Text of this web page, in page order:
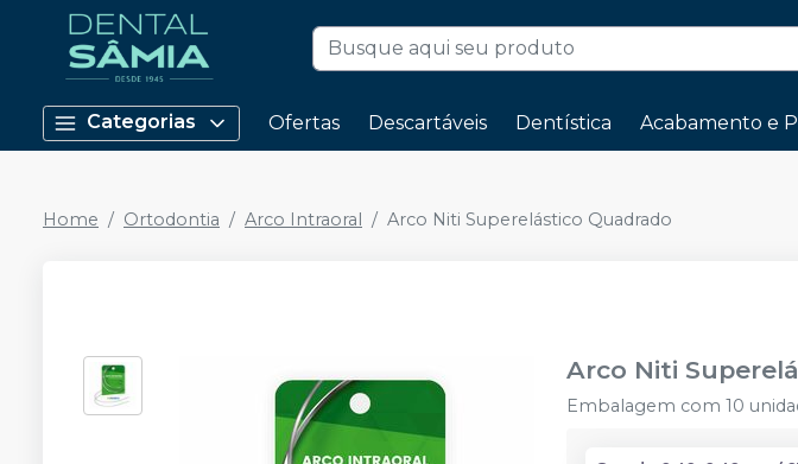
Categorias Ofertas Descartáveis Dentística Acabamento e
Home Ortodontia Arco Intraoral Arco Niti Superelástico Quadrado
Arco Niti
Embalagem com 10